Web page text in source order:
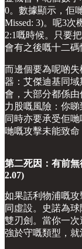
0。數據顯示，佢
Missed: 3)。呢3
2:1嘅時候。只要
會有之後嘅十二碼
而邊個要為呢啲
器：艾傑迪基同
會，大部分都係
力股嘅風險：你
同時亦要承受佢
哋嘅攻擊未能致命
第二死因：有前
2.07)
如果話利物浦嘅
同虛設。史諾為
雙刃劍。當你一
強於守嘅類型，就